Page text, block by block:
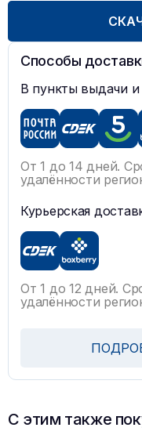
Способы
В пункты выдачи
От 1 до 14 дней.
удалённости
Курьерская
От 1 до 12 дней.
удалённости
С этим также